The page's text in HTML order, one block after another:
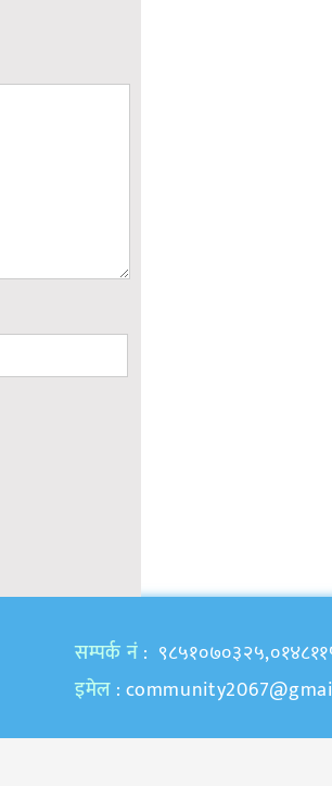
सम्पर्क नं :
इमेल :